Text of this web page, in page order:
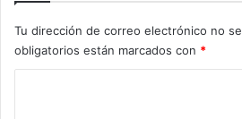
Tu dirección de correo electrónico no
obligatorios están marcados con *